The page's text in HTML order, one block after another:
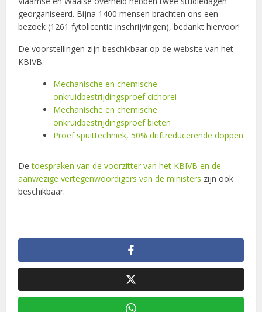
georganiseerd. Bijna 1400 mensen brachten ons een
bezoek (1261 fytolicentie inschrijvingen), bedankt hiervoor!
De voorstellingen zijn beschikbaar op de website van het
KBIVB.
Mechanische en chemische
onkruidbestrijdingsproef cichorei
Mechanische en chemische
onkruidbestrijdingsproef bieten
Proef spuittechniek, 50% driftreducerende doppen
Detoespraken van de voorzitter van het KBIVB en de
aanwezige vertegenwoordigers van de ministers zijn ook
beschikbaar.